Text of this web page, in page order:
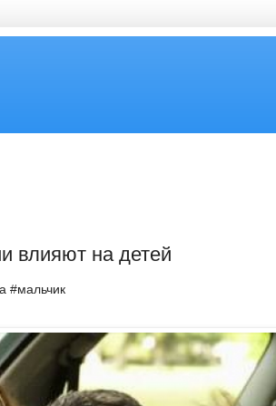
влияют на детей
#мальчик